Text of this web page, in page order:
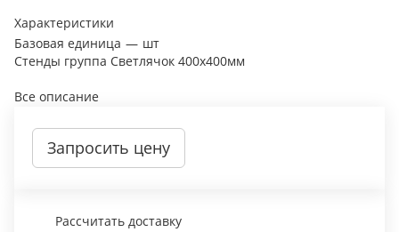
Характеристики
Базовая единица — шт
Стенды группа Светлячок 400х400мм
Все описание
Запросить цену
Рассчитать доставку